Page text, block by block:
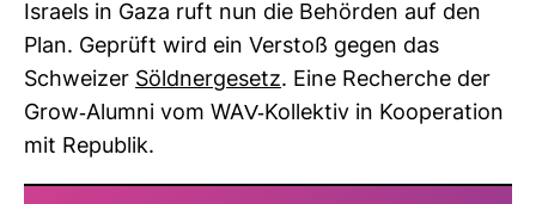
Israels in Gaza ruft nun die Behörden auf den
Plan. Geprüft wird ein Ver­stoß gegen das
Schweizer Söldner­ge­setz. Eine Recherche der
Grow-​Alumni vom WAV-​Kol­lektiv in Koope­ra­tion
mit Repu­blik.